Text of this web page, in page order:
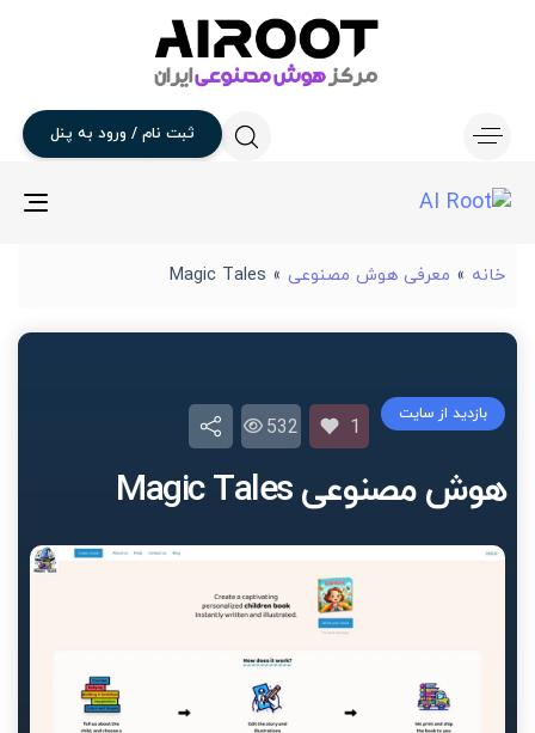
ثبت نام / ورود به پنل
خانه » معرفی هوش مصنوعی »
Magic Tales
هوش مصنوعی Magic Tales
بازدید از سایت
1
532